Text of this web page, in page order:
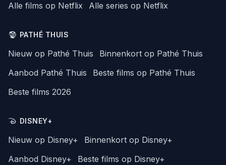
Alle films op Netflix
Alle series op Netflix
PATHÉ THUIS
Nieuw op Pathé Thuis
Binnenkort op Pathé Thuis
Aanbod Pathé Thuis
Beste films op Pathé Thuis
Beste films 2026
DISNEY+
Nieuw op Disney+
Binnenkort op Disney+
Aanbod Disney+
Beste films op Disney+